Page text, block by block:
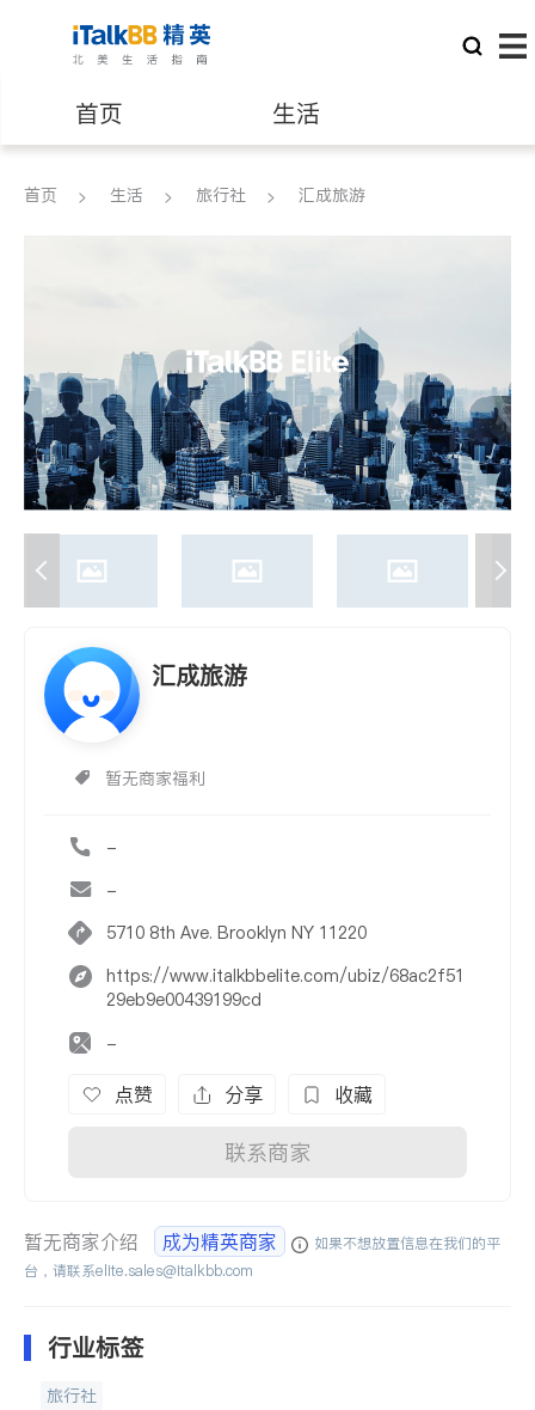
首页 生活
医生 律师
养老 非盈利组织
首页 生活 旅行社 汇成旅游
汇成旅游
暂无商家福利
-
-
5710 8th Ave. Brooklyn NY 11220
https://www.italkbbelite.com/ubiz/68ac2f51
29eb9e00439199cd
-
点赞 分享 收藏
联系商家
暂无商家介绍 成为精英商家
如果不想放置信息在我们的平
台，请联系elite.sales@italkbb.com
行业标签
旅行社